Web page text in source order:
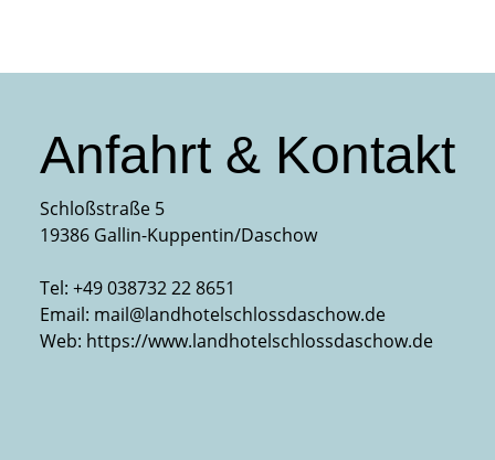
Anfahrt & Kontakt
Schloßstraße 5
19386 Gallin-Kuppentin/Daschow
Tel: +49 038732 22 8651
Email: mail@landhotelschlossdaschow.de
Web: https://www.landhotelschlossdaschow.de